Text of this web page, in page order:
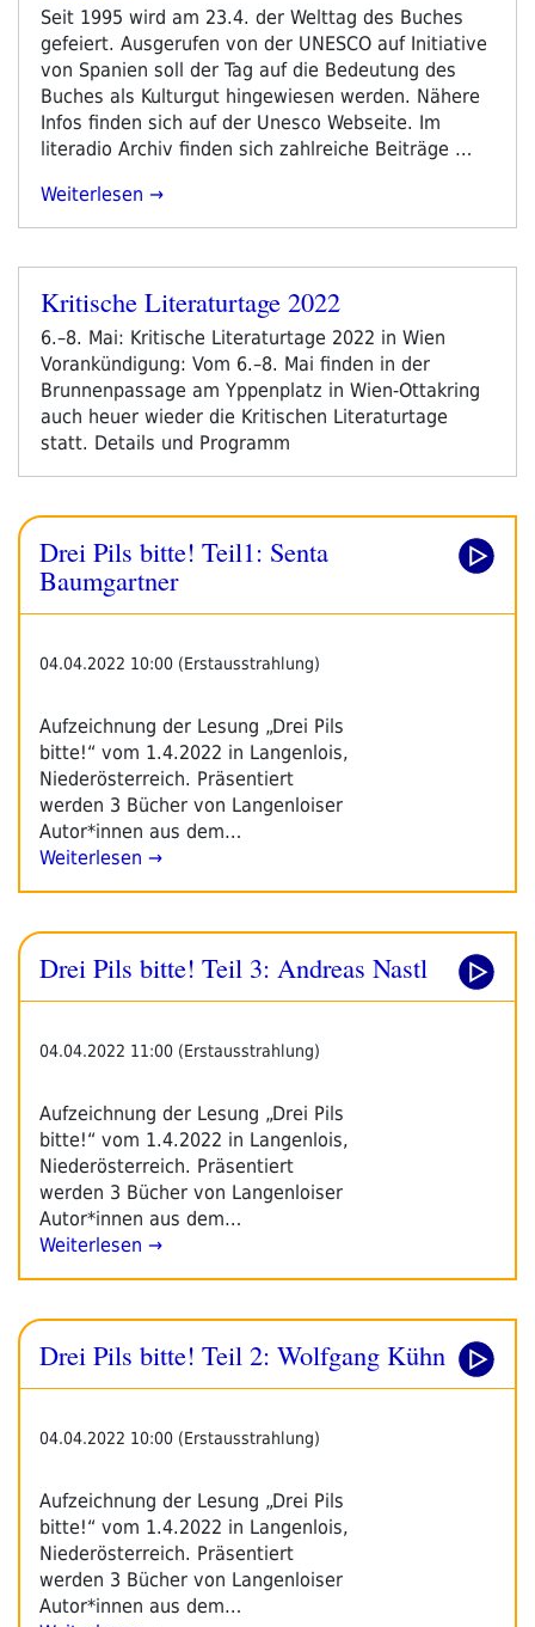
Seit 1995 wird am 23.4. der Welttag des Buches
gefeiert. Ausgerufen von der UNESCO auf Initiative
von Spanien soll der Tag auf die Bedeutung des
Buches als Kulturgut hingewiesen werden. Nähere
Infos finden sich auf der Unesco Webseite. Im
literadio Archiv finden sich zahlreiche Beiträge …
„Samstag
WELTTAG
Des
Weiterlesen
Veröffentlicht
Kritische Literaturtage 2022
6.–8. Mai: Kritische Literaturtage 2022 in Wien
Vorankündigung: Vom 6.–8. Mai finden in der
Brunnenpassage am Yppenplatz in Wien-Ottakring
auch heuer wieder die Kritischen Literaturtage
statt. Details und Programm
Drei Pils bitte! Teil1: Senta
Baumgartner
04.04.2022 10:00 (Erstausstrahlung)
Aufzeichnung der Lesung „Drei Pils
bitte!“ vom 1.4.2022 in Langenlois,
Niederösterreich. Präsentiert
werden 3 Bücher von Langenloiser
Autor*innen aus dem…
Weiterlesen →
Drei Pils bitte! Teil 3: Andreas Nastl
04.04.2022 11:00 (Erstausstrahlung)
Aufzeichnung der Lesung „Drei Pils
bitte!“ vom 1.4.2022 in Langenlois,
Niederösterreich. Präsentiert
werden 3 Bücher von Langenloiser
Autor*innen aus dem…
Weiterlesen →
Drei Pils bitte! Teil 2: Wolfgang Kühn
04.04.2022 10:00 (Erstausstrahlung)
Aufzeichnung der Lesung „Drei Pils
bitte!“ vom 1.4.2022 in Langenlois,
Niederösterreich. Präsentiert
werden 3 Bücher von Langenloiser
Autor*innen aus dem…